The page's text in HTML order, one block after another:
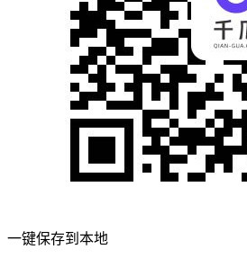
一键保存到本地